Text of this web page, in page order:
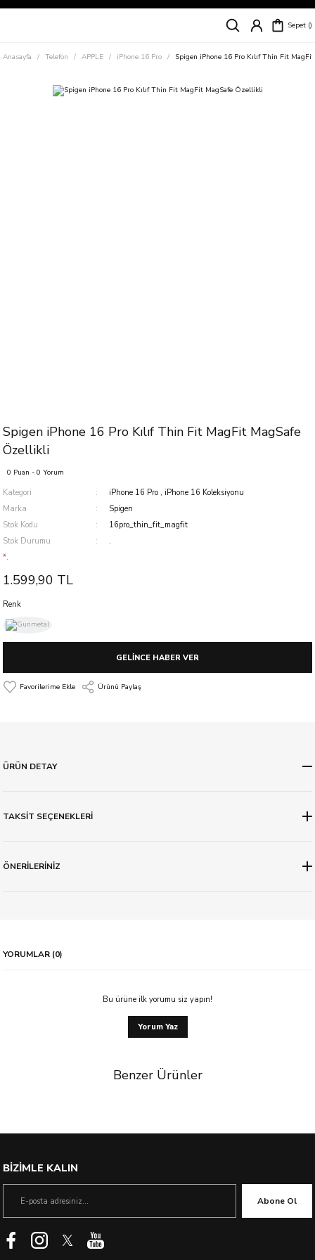
Siparişleriniz
Süper İndirimli Fiyatlar
Sepet
Anasayfa Telefon APPLE iPhone 16 Pro Spigen iPhone 16 Pro Kılıf Thin Fit
Spigen iPhone 16 Pro Kılıf Thin Fit MagFit MagSafe
Özellikli
0 Puan - 0 Yorum
Kategori iPhone 16 Pro , iPhone 16 Koleksiyonu
Marka
Spigen
Stok Kodu
16pro_thin_fit_magfit
Stok Durumu
.
*.
1.599,90 TL
Renk
GELİNCE HABER VER
Ürünü Paylaş
ÜRÜN DETAY
TAKSİT SEÇENEKLERİ
ÖNERİLERİNİZ
YORUMLAR (0)
Bu ürüne ilk yorumu siz yapın!
Yorum Yaz
Benzer Ürünler
BİZİMLE KALIN
Abone Ol